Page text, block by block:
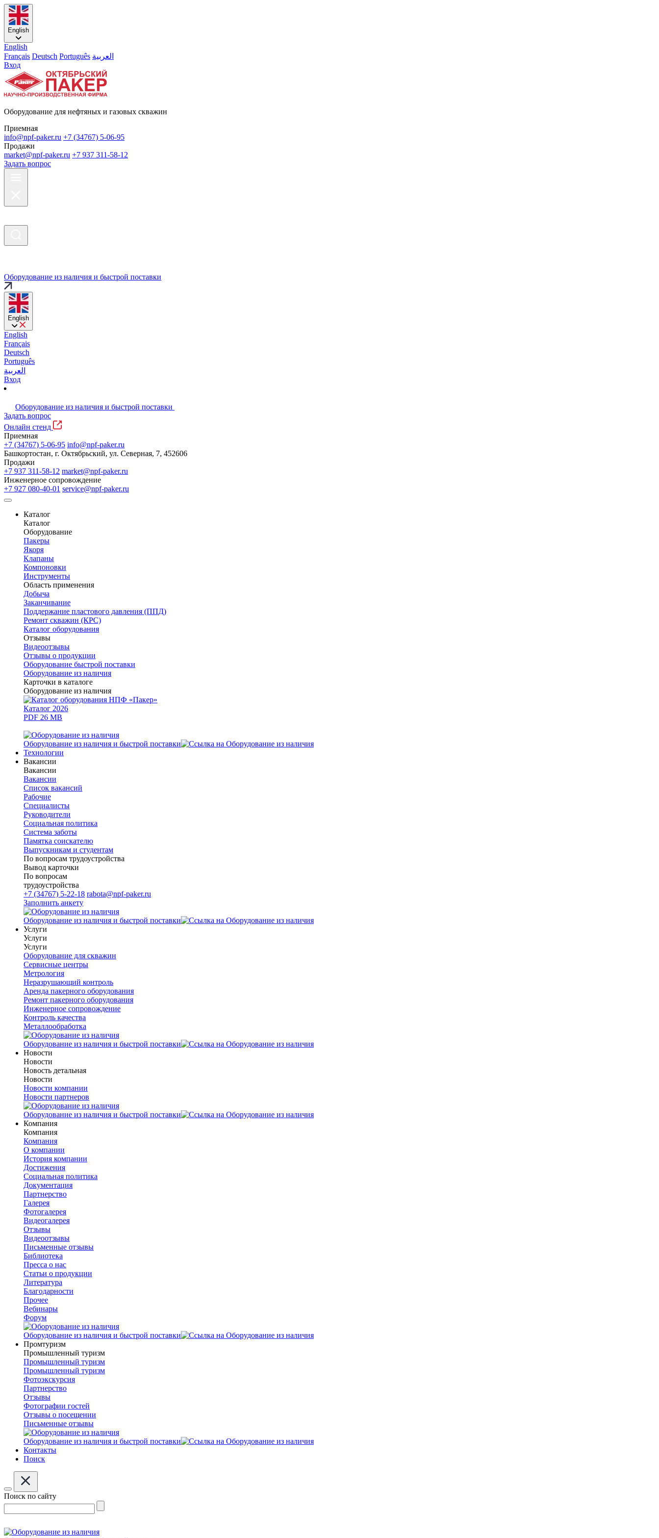
English
English
Français Deutsch Português العربية
Вход
Оборудование для нефтяных и газовых скважин
Приемная
info@npf-paker.ru +7 (34767) 5-06-95
Продажи
market@npf-paker.ru +7 937 311-58-12
Задать вопрос
Оборудование из наличия и быстрой поставки
English
English
Français
Deutsch
Português
العربية
Вход
Оборудование из наличия и быстрой поставки
Задать вопрос
Онлайн стенд
Приемная
+7 (34767) 5-06-95 info@npf-paker.ru
Башкортостан, г. Октябрьский, ул. Северная, 7, 452606
Продажи
+7 937 311-58-12 market@npf-paker.ru
Инженерное сопровождение
+7 927 080-40-01 service@npf-paker.ru
Каталог
Каталог
Оборудование
Пакеры
Якоря
Клапаны
Компоновки
Инструменты
Область применения
Добыча
Заканчивание
Поддержание пластового давления (ППД)
Ремонт скважин (КРС)
Каталог оборудования
Отзывы
Видеоотзывы
Отзывы о продукции
Оборудование быстрой поставки
Оборудование из наличия
Карточки в каталоге
Оборудование из наличия
Каталог 2026
PDF 26 MB
Оборудование из наличия и быстрой поставки
Технологии
Вакансии
Вакансии
Вакансии
Список вакансий
Рабочие
Специалисты
Руководители
Cоциальная политика
Система заботы
Памятка соискателю
Выпускникам и студентам
По вопросам трудоустройства
Вывод карточки
По вопросам
трудоустройства
+7 (34767) 5-22-18 rabota@npf-paker.ru
Заполнить анкету
Оборудование из наличия и быстрой поставки
Услуги
Услуги
Услуги
Оборудование для скважин
Сервисные центры
Метрология
Неразрушающий контроль
Аренда пакерного оборудования
Ремонт пакерного оборудования
Инженерное сопровождение
Контроль качества
Металлообработка
Оборудование из наличия и быстрой поставки
Новости
Новости
Новость детальная
Новости
Новости компании
Новости партнеров
Оборудование из наличия и быстрой поставки
Компания
Компания
Компания
О компании
История компании
Достижения
Социальная политика
Документация
Партнерство
Галерея
Фотогалерея
Видеогалерея
Отзывы
Видеоотзывы
Письменные отзывы
Библиотека
Пресса о нас
Статьи о продукции
Литература
Благодарности
Прочее
Вебинары
Форум
Оборудование из наличия и быстрой поставки
Промтуризм
Промышленный туризм
Промышленный туризм
Промышленный туризм
Фотоэкскурсия
Партнерство
Отзывы
Фотографии гостей
Отзывы о посещении
Письменные отзывы
Оборудование из наличия и быстрой поставки
Контакты
Поиск
Поиск по сайту